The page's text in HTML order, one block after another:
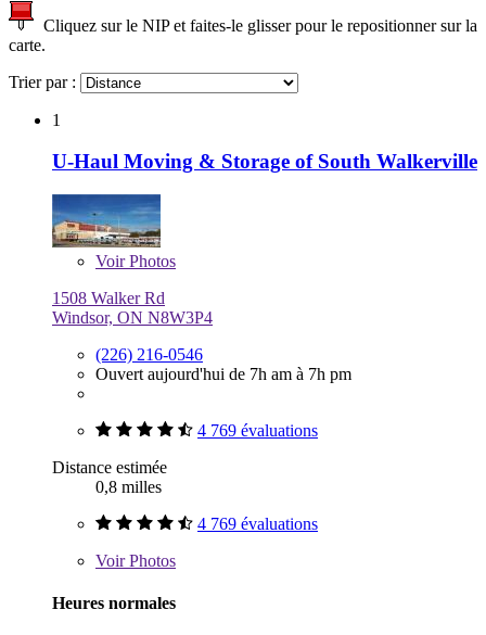
Cliquez sur le NIP et faites-le glisser pour le repositionner sur la
carte.
Trier par :
1
U-Haul Moving & Storage of South Walkerville
VoirPhotos
1508 Walker Rd
Windsor, ON N8W3P4
(226) 216-0546
Ouvert aujourd'hui de 7h am à 7h pm
4 769 évaluations
Distance estimée
0,8 milles
4 769 évaluations
VoirPhotos
Heures normales